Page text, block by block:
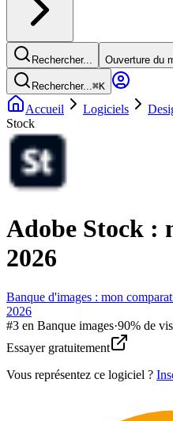
Rechercher... Ouverture du
Rechercher...⌘K
Accueil Logiciels
Stock
Adobe Stock :
2026
Banque d'images : mon
2026
#3 en Banque images·90% de
Essayer gratuitement
Vous représentez ce logiciel ?